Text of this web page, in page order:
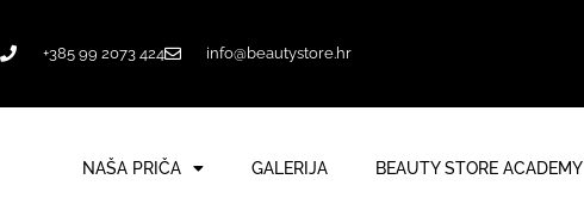
to
content
+385 99 2073 424 info@beautystore.hr
NAŠA PRIČA GALERIJA BEAUTY STORE ACADEMY